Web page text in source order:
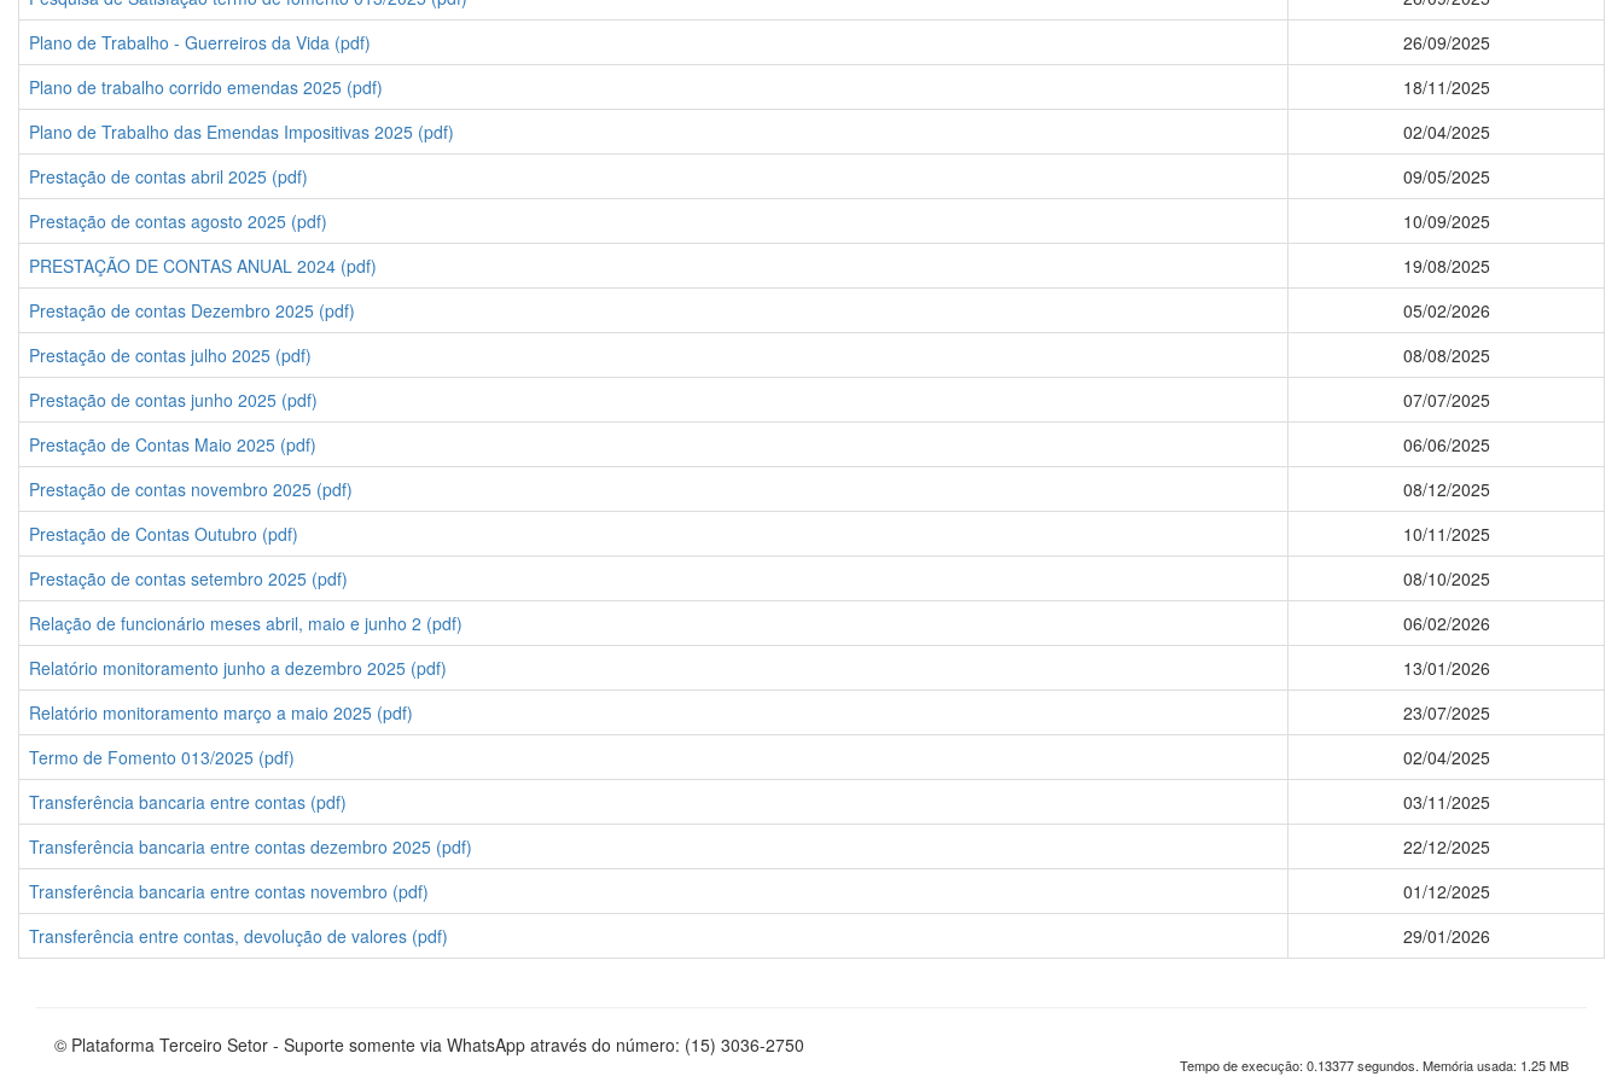
Plano de Trabalho - Guerreiros da Vida (pdf)
26/09/2025
Plano de trabalho corrido emendas 2025 (pdf)
18/11/2025
Plano de Trabalho das Emendas Impositivas 2025 (pdf)
02/04/2025
Prestação de contas abril 2025 (pdf)
09/05/2025
Prestação de contas agosto 2025 (pdf)
10/09/2025
PRESTAÇÃO DE CONTAS ANUAL 2024 (pdf)
19/08/2025
Prestação de contas Dezembro 2025 (pdf)
05/02/2026
Prestação de contas julho 2025 (pdf)
08/08/2025
Prestação de contas junho 2025 (pdf)
07/07/2025
Prestação de Contas Maio 2025 (pdf)
06/06/2025
Prestação de contas novembro 2025 (pdf)
08/12/2025
Prestação de Contas Outubro (pdf)
10/11/2025
Prestação de contas setembro 2025 (pdf)
08/10/2025
Relação de funcionário meses abril, maio e junho 2 (pdf)
06/02/2026
Relatório monitoramento junho a dezembro 2025 (pdf)
13/01/2026
Relatório monitoramento março a maio 2025 (pdf)
23/07/2025
Termo de Fomento 013/2025 (pdf)
02/04/2025
Transferência bancaria entre contas (pdf)
03/11/2025
Transferência bancaria entre contas dezembro 2025 (pdf)
22/12/2025
Transferência bancaria entre contas novembro (pdf)
01/12/2025
Transferência entre contas, devolução de valores (pdf)
29/01/2026
© Plataforma Terceiro Setor - Suporte somente via WhatsApp através do número: (15) 3036-2750
Tempo de execução: 0.13377 segundos. Memória usada: 1.25 MB